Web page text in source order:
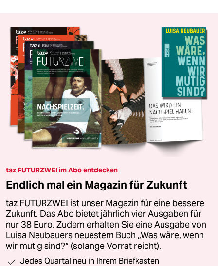
taz FUTURZWEI im Abo entdecken
Endlich mal ein Magazin für Zukunft
taz FUTURZWEI ist unser Magazin für eine bessere
Zukunft. Das Abo bietet jährlich vier Ausgaben für
nur 38 Euro. Zudem erhalten Sie eine Ausgabe von
Luisa Neubauers neuestem Buch „Was wäre, wenn
wir mutig sind?“ (solange Vorrat reicht).
Jedes Quartal neu in Ihrem Briefkasten